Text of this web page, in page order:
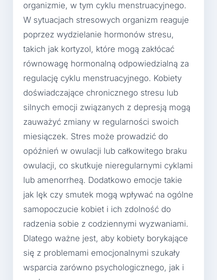
organizmie, w tym cyklu menstruacyjnego.
W sytuacjach stresowych organizm reaguje
poprzez wydzielanie hormonów stresu,
takich jak kortyzol, które mogą zakłócać
równowagę hormonalną odpowiedzialną za
regulację cyklu menstruacyjnego. Kobiety
doświadczające chronicznego stresu lub
silnych emocji związanych z depresją mogą
zauważyć zmiany w regularności swoich
miesiączek. Stres może prowadzić do
opóźnień w owulacji lub całkowitego braku
owulacji, co skutkuje nieregularnymi cyklami
lub amenorrheą. Dodatkowo emocje takie
jak lęk czy smutek mogą wpływać na ogólne
samopoczucie kobiet i ich zdolność do
radzenia sobie z codziennymi wyzwaniami.
Dlatego ważne jest, aby kobiety borykające
się z problemami emocjonalnymi szukały
wsparcia zarówno psychologicznego, jak i